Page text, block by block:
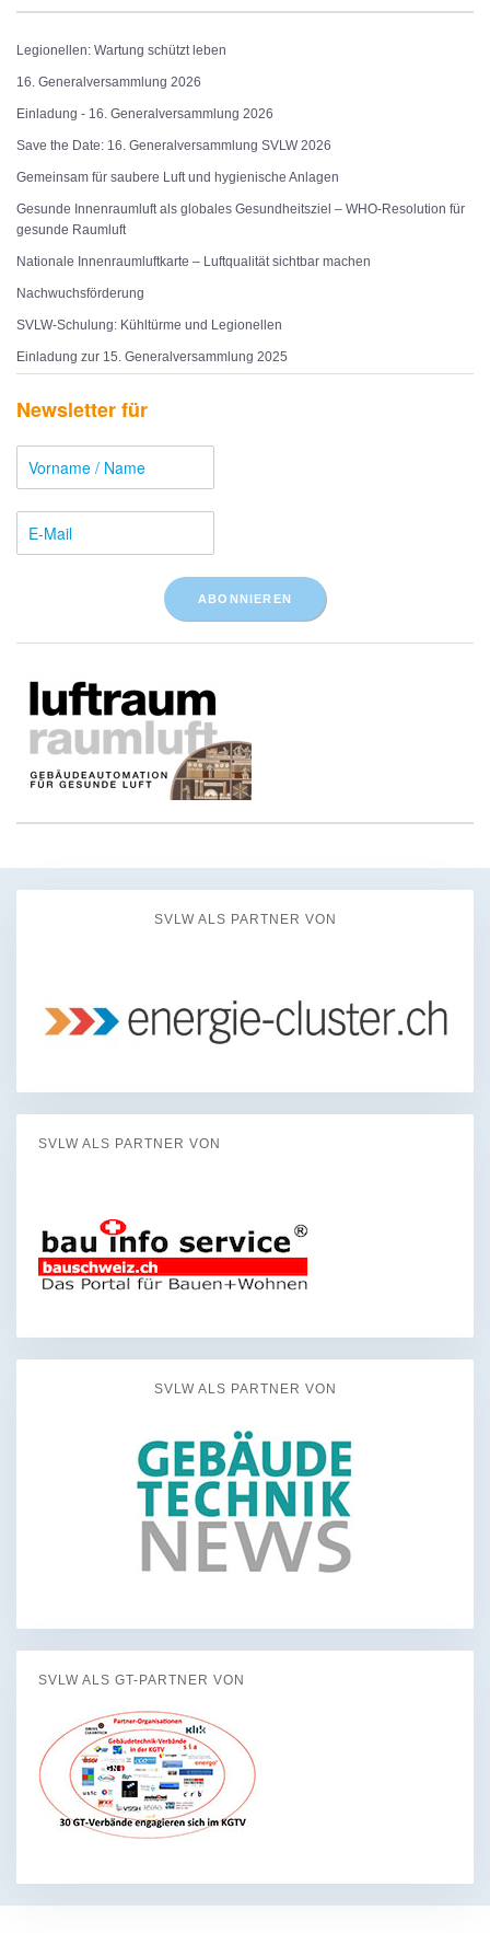
Legionellen: Wartung schützt leben
16. Generalversammlung 2026
Einladung - 16. Generalversammlung 2026
Save the Date: 16. Generalversammlung SVLW 2026
Gemeinsam für saubere Luft und hygienische Anlagen
Gesunde Innenraumluft als globales Gesundheitsziel – WHO-Resolution für
gesunde Raumluft
Nationale Innenraumluftkarte – Luftqualität sichtbar machen
Nachwuchsförderung
SVLW-Schulung: Kühltürme und Legionellen
Einladung zur 15. Generalversammlung 2025
Newsletter für
SVLW ALS PARTNER VON
SVLW ALS PARTNER VON
SVLW ALS PARTNER VON
SVLW ALS GT-PARTNER VON